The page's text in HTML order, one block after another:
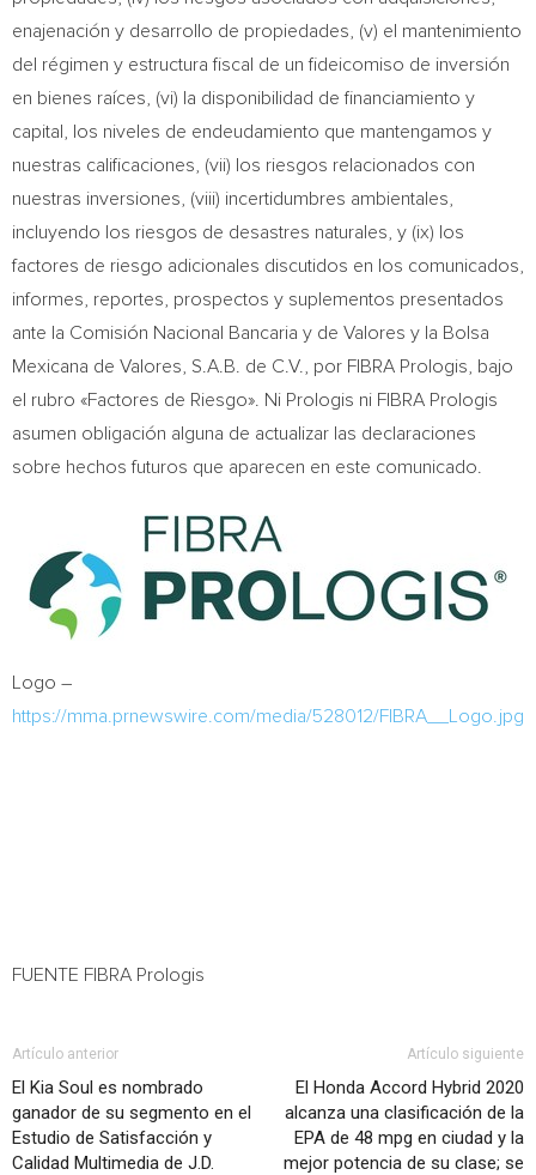
enajenación y desarrollo de propiedades, (v) el mantenimiento
del régimen y estructura fiscal de un fideicomiso de inversión
en bienes raíces, (vi) la disponibilidad de financiamiento y
capital, los niveles de endeudamiento que mantengamos y
nuestras calificaciones, (vii) los riesgos relacionados con
nuestras inversiones, (viii) incertidumbres ambientales,
incluyendo los riesgos de desastres naturales, y (ix) los
factores de riesgo adicionales discutidos en los comunicados,
informes, reportes, prospectos y suplementos presentados
ante la Comisión Nacional Bancaria y de Valores y la Bolsa
Mexicana de Valores, S.A.B. de C.V., por FIBRA Prologis, bajo
el rubro «Factores de Riesgo». Ni Prologis ni FIBRA Prologis
asumen obligación alguna de actualizar las declaraciones
sobre hechos futuros que aparecen en este comunicado.
Logo –
https://mma.prnewswire.com/media/528012/FIBRA__Logo.jpg
FUENTE FIBRA Prologis
Artículo anterior
El Kia Soul es nombrado
ganador de su segmento en el
Estudio de Satisfacción y
Calidad Multimedia de J.D.
Artículo siguiente
El Honda Accord Hybrid 2020
alcanza una clasificación de la
EPA de 48 mpg en ciudad y la
mejor potencia de su clase; se